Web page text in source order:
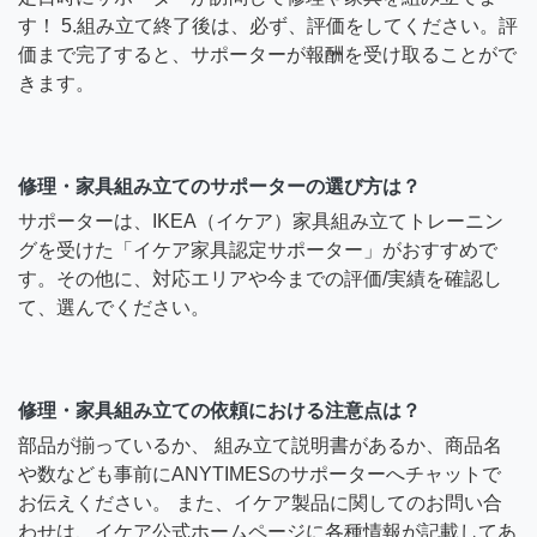
す！ 5.組み立て終了後は、必ず、評価をしてください。評
価まで完了すると、サポーターが報酬を受け取ることがで
きます。
修理・家具組み立てのサポーターの選び方は？
サポーターは、IKEA（イケア）家具組み立てトレーニン
グを受けた「イケア家具認定サポーター」がおすすめで
す。その他に、対応エリアや今までの評価/実績を確認し
て、選んでください。
修理・家具組み立ての依頼における注意点は？
部品が揃っているか、 組み立て説明書があるか、商品名
や数なども事前にANYTIMESのサポーターへチャットで
お伝えください。 また、イケア製品に関してのお問い合
わせは、イケア公式ホームページに各種情報が記載してあ